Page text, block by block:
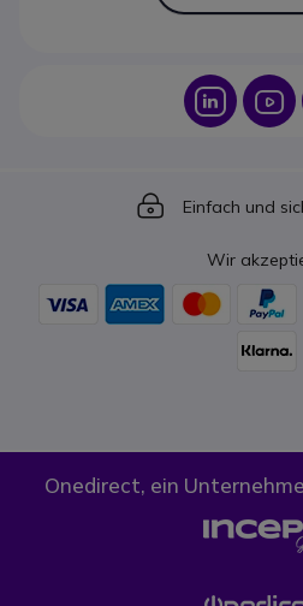
Icon
Icon
Einfach und
Wir
Onedirect, ein